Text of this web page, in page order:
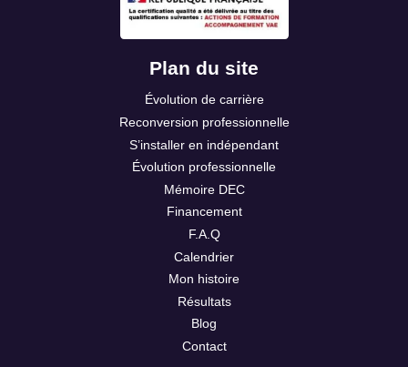
Plan du site
Évolution de carrière
Reconversion professionnelle
S’installer en indépendant
Évolution professionnelle
Mémoire DEC
Financement
F.A.Q
Calendrier
Mon histoire
Résultats
Blog
Contact